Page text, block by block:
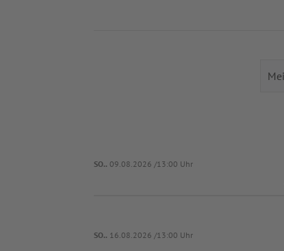
SO.. 09.08.2026 /13:00 Uhr
SO.. 16.08.2026 /13:00 Uhr